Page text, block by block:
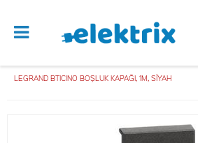
LEGRAND BTICINO BOŞLUK KAPAĞI, 1M, SİYAH